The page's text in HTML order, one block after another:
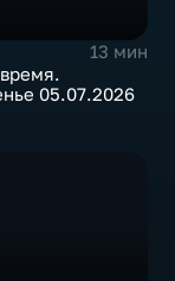
13 мин
05.07.2026